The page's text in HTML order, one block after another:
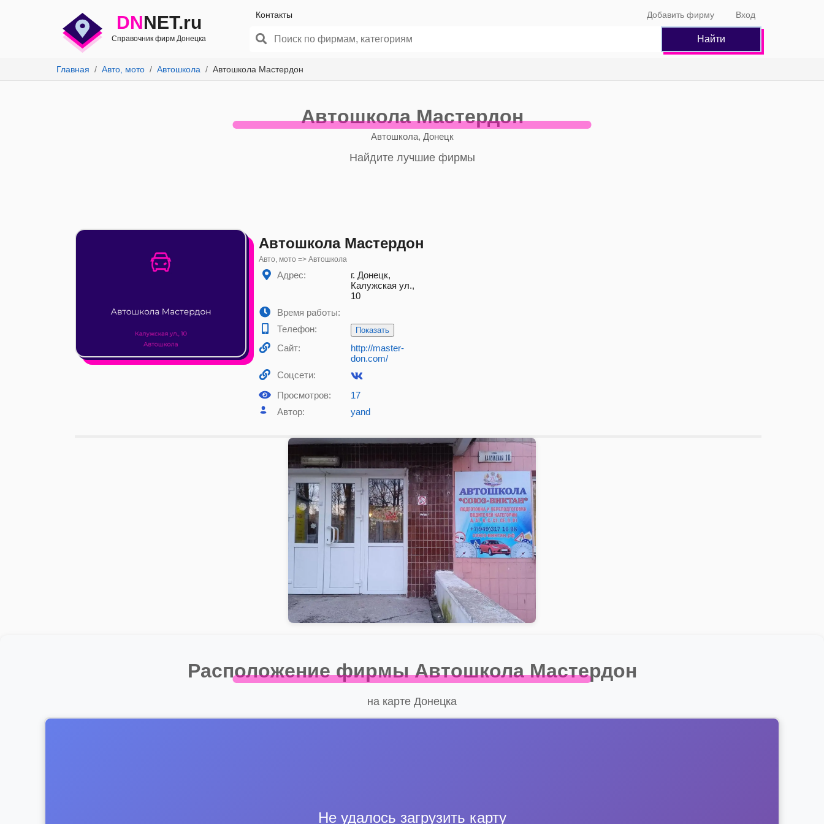
DNNET.ru
Справочник фирм Донецка
Контакты Добавить фирму Вход
Найти
Главная Авто, мото Автошкола Автошкола Мастердон
Автошкола Мастердон
Автошкола, Донецк
Найдите лучшие фирмы
Автошкола Мастердон
Авто, мото => Автошкола
Адрес:
г. Донецк,
Калужская ул.,
10
Время работы:
Телефон:
Показать
Сайт:
http://master-
don.com/
Соцсети:
Просмотров:
17
Автор:
yand
Расположение фирмы Автошкола Мастердон
на карте Донецка
Не удалось загрузить карту